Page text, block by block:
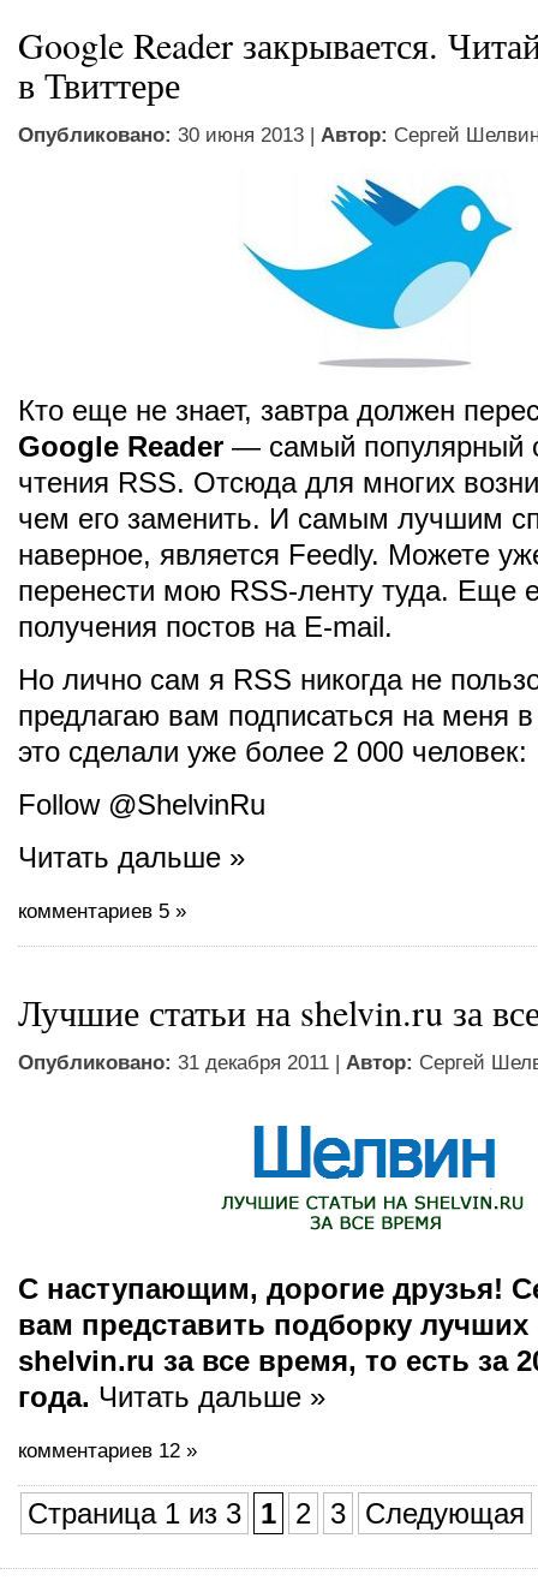
Google Reader закрывается.
в Твиттере
Опубликовано: 30 июня 2013 | Автор: Сергей
Кто еще не знает, завтра должен
Google Reader — самый популярный
чтения RSS. Отсюда для многих
чем его заменить. И самым лучшим
наверное, является Feedly. Можете
перенести мою RSS-ленту туда. Еще
получения постов на E-mail.
Но лично сам я RSS никогда не
предлагаю вам подписаться на меня в
это сделали уже более 2 000 человек:
Follow @ShelvinRu
Читать дальше »
комментариев 5 »
Лучшие статьи на shelvin.ru за
Опубликовано: 31 декабря 2011 | Автор: Сергей
С наступающим, дорогие друзья!
вам представить подборку лучших
shelvin.ru за все время, то есть за
года. Читать дальше »
комментариев 12 »
Страница 1 из 3 1 2 3 Следующая